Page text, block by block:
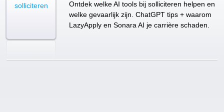
Ontdek welke AI tools bij solliciteren helpen en
welke gevaarlijk zijn. ChatGPT tips + waarom
LazyApply en Sonara AI je carrière schaden.